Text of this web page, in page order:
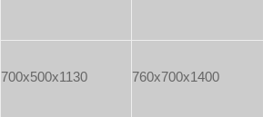
700x500x1130 760x700x1400